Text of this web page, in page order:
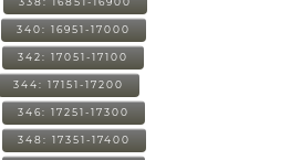
340: 16951-17000
342: 17051-17100
344: 17151-17200
346: 17251-17300
348: 17351-17400